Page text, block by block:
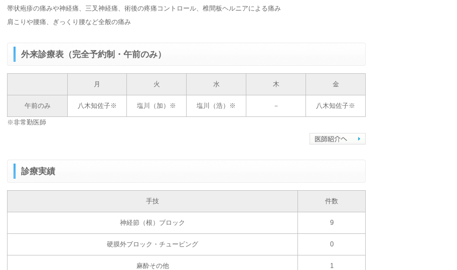
帯状疱疹の痛みや神経痛、三叉神経痛、術後の疼痛コントロール、椎間板ヘルニアによる痛み
肩こりや腰痛、ぎっくり腰など全般の痛み
外来診療表（完全予約制・午前のみ）
月 火 水 木 金
午前のみ 八木知佐子※ 塩川（加）※ 塩川（浩）※ － 八木知佐子※
※非常勤医師
診療実績
手技 件数
神経節（根）ブロック 9
硬膜外ブロック・チュービング 0
麻酔その他 1